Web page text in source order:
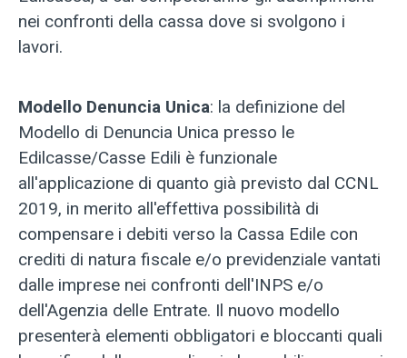
nei confronti della cassa dove si svolgono i
lavori.
Modello Denuncia Unica: la definizione del
Modello di Denuncia Unica presso le
Edilcasse/Casse Edili è funzionale
all'applicazione di quanto già previsto dal CCNL
2019, in merito all'effettiva possibilità di
compensare i debiti verso la Cassa Edile con
crediti di natura fiscale e/o previdenziale vantati
dalle imprese nei confronti dell'INPS e/o
dell'Agenzia delle Entrate. Il nuovo modello
presenterà elementi obbligatori e bloccanti quali